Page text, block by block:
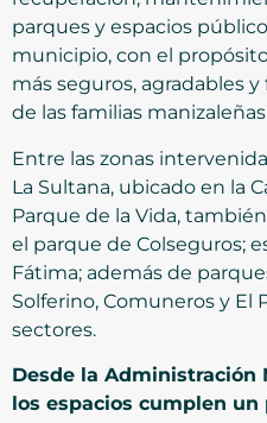
parques y espacios
municipio, con el
más seguros, agradables
de las familias
Entre las zonas
La Sultana, ubicado en la
Parque de la Vida,
el parque de Colseguros;
Fátima; además de
Solferino, Comuneros y El
sectores.
Desde la Administración
los espacios cumplen